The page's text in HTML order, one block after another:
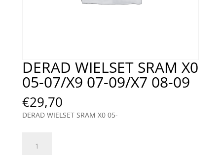
DERAD WIELSET SRAM X0
05-07/X9 07-09/X7 08-09
€29,70
DERAD WIELSET SRAM X0 05-
WIELSET